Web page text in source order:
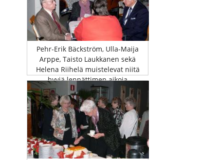
Pehr-Erik Bäckström, Ulla-Maija
Arppe, Taisto Laukkanen sekä
Helena Riihelä muistelevat niitä
hyviä lennättimen aikoja